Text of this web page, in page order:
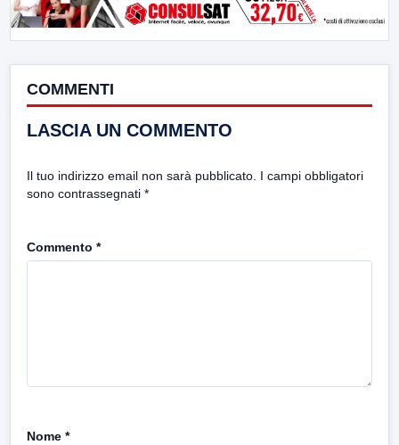
COMMENTI
LASCIA UN COMMENTO
Il tuo indirizzo email non sarà pubblicato. I campi obbligatori
sono contrassegnati *
Commento *
Nome *